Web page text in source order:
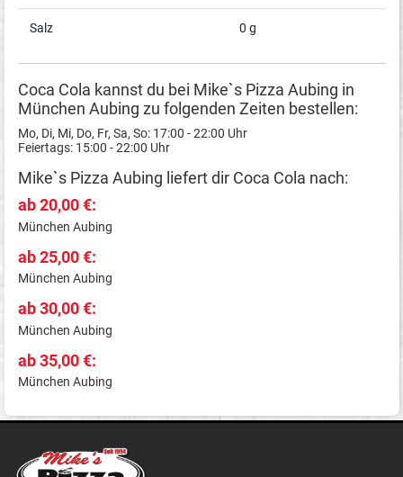
Salz 0 g
Coca Cola kannst du bei Mike`s Pizza Aubing in
München Aubing zu folgenden Zeiten bestellen:
Mo, Di, Mi, Do, Fr, Sa, So: 17:00 - 22:00 Uhr
Feiertags: 15:00 - 22:00 Uhr
Mike`s Pizza Aubing liefert dir Coca Cola nach:
ab 20,00 €:
München Aubing
ab 25,00 €:
München Aubing
ab 30,00 €:
München Aubing
ab 35,00 €:
München Aubing